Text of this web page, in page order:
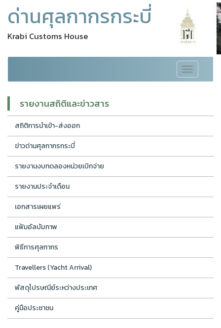
ด่านศุลกากรกระบี่
Krabi Customs House
Toggle
navigation
รายงานสถิติและข่าวสาร
สถิติการนำเข้า-ส่งออก
ข่าวด่านศุลกากรกระบี่
รายงานงบทดลองหน่วยเบิกจ่าย
รายงานประจำเดือน
เอกสารเผยแพร่
แฟ้มอัลบัมภาพ
พิธีการศุลกากร
Travellers (Yacht Arrival)
พัสดุไปรษณีย์ระหว่างประเทศ
คู่มือประชาชน